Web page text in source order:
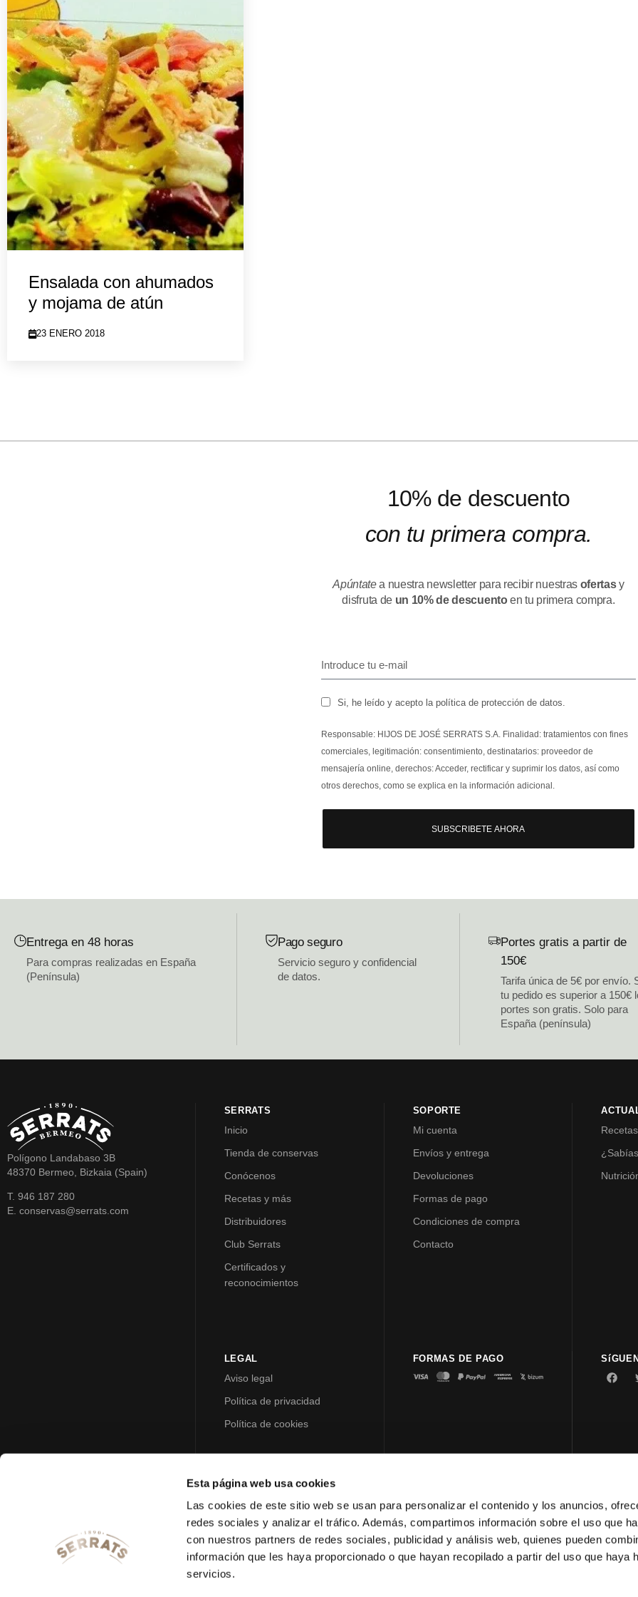
Esta página web usa cookies
Las cookies de este sitio web se usan para personalizar el contenido y los anuncios,
redes sociales y analizar el tráfico. Además, compartimos información sobre el uso que
con nuestros partners de redes sociales, publicidad y análisis web, quienes pueden
información que les haya proporcionado o que hayan recopilado a partir del uso que haya
servicios.
Ensalada con ahumados
y mojama de atún
23 ENERO 2018
10% de descuento
con tu primera compra.
Apúntatea nuestra newsletter para recibir nuestras ofertasy
disfruta de un 10% de descuentoen tu primera compra.
Si, he leído y acepto la política de protección de datos.
Responsable: HIJOS DE JOSÉ SERRATS S.A. Finalidad: tratamientos con fines
comerciales, legitimación: consentimiento, destinatarios: proveedor de
mensajería online, derechos: Acceder, rectificar y suprimir los datos, así como
otros derechos, como se explica en la información adicional.
SUBSCRIBETE AHORA
Entrega en 48 horas
Para compras realizadas en España
(Península)
Pago seguro
Servicio seguro y confidencial
de datos.
Portes gratis a partir de
150€
Tarifa única de 5€ por envío.
tu pedido es superior a 150€
portes son gratis. Solo para
España (península)
Polígono Landabaso 3B
48370 Bermeo, Bizkaia (Spain)
T. 946 187 280
E. conservas@serrats.com
SERRATS
Inicio
Tienda de conservas
Conócenos
Recetas y más
Distribuidores
Club Serrats
Certificados y
reconocimientos
SOPORTE
Mi cuenta
Envíos y entrega
Devoluciones
Formas de pago
Condiciones de compra
Contacto
Recetas
LEGAL
Aviso legal
Política de privacidad
Política de cookies
FORMAS DE PAGO
© 2023